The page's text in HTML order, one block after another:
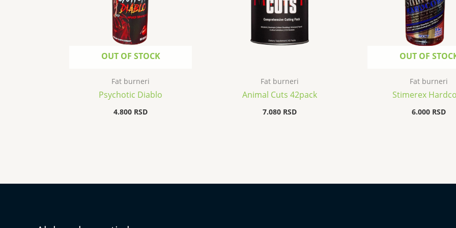
OUT OF STOCK
Fat burneri
Psychotic Diablo
4.800 RSD
Fat burneri
Animal Cuts 42pack
7.080 RSD
OUT OF
Fat burneri
Stimerex
6.000 RSD